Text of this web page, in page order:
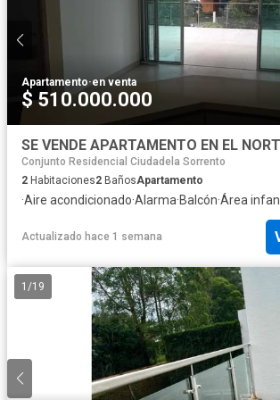
Apartamento·en venta
$ 510.000.000
Conjunto Residencial Ciudadela Sorrento
2 Habitaciones2 BañosApartamento
·Aire acondicionado·Alarma·Balcón·Área
Actualizado hace 1 semana
1 /19